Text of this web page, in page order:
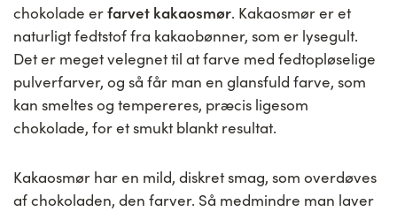
chokolade erfarvet kakaosmør. Kakaosmør er et
naturligt fedtstof fra kakaobønner, som er lysegult.
Det er meget velegnet til at farve med fedtopløselige
pulverfarver, og så får man en glansfuld farve, som
kan smeltes og tempereres, præcis ligesom
chokolade, for et smukt blankt resultat.
Kakaosmør har en mild, diskret smag, som overdøves
af chokoladen, den farver. Så medmindre man laver